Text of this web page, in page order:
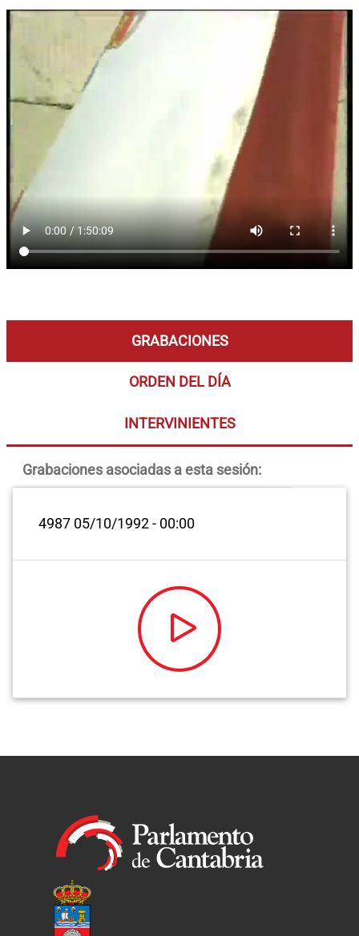
GRABACIONES
ORDEN DEL DÍA
INTERVINIENTES
Grabaciones asociadas a esta sesión:
4987 05/10/1992 - 00:00